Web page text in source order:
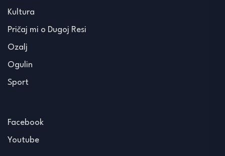
Kultura
Pričaj mi o Dugoj Resi
Ozalj
Ogulin
Sport
Facebook
Youtube